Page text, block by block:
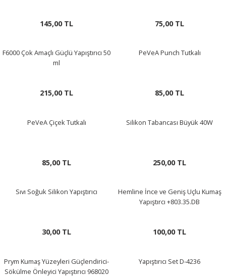
145,00 TL 75,00 TL
F6000 Çok Amaçlı Güçlü Yapıştırıcı 50
ml
215,00 TL
PeVeA Punch Tutkalı
85,00 TL
PeVeA Çiçek Tutkalı
85,00 TL
Silikon Tabancası Büyük 40W
250,00 TL
Sıvı Soğuk Silikon Yapıştırıcı
30,00 TL
Hemline İnce ve Geniş Uçlu Kumaş
Yapıştırcı +803.35.DB
100,00 TL
Prym Kumaş Yüzeyleri Güçlendirici-
Sökülme Önleyici Yapıştırıcı 968020
Yapıştırıcı Set D-4236